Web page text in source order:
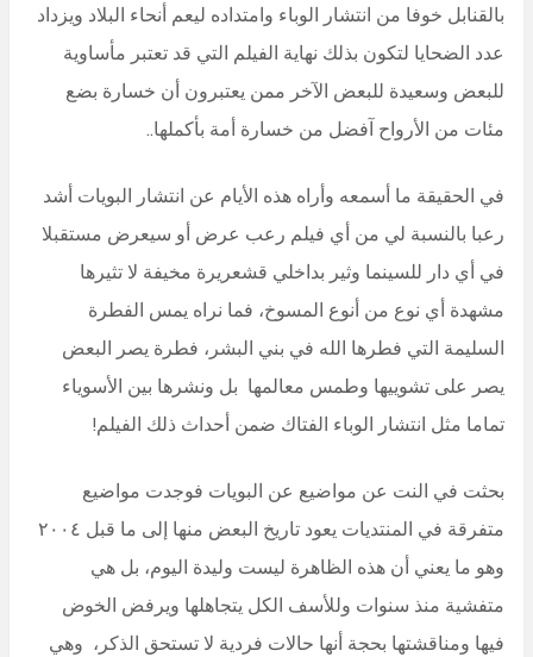
بالقنابل خوفا من انتشار الوباء وامتداده ليعم أنحاء البلاد ويزداد
عدد الضحايا لتكون بذلك نهاية الفيلم التي قد تعتبر مأساوية
للبعض وسعيدة للبعض الآخر ممن يعتبرون أن خسارة بضع
مئات من الأرواح آفضل من خسارة أمة بأكملها..
في الحقيقة ما أسمعه وأراه هذه الأيام عن انتشار البويات أشد
رعبا بالنسبة لي من أي فيلم رعب عرض أو سيعرض مستقبلا
في أي دار للسينما وثير بداخلي قشعريرة مخيفة لا تثيرها
مشهدة أي نوع من أنوع المسوخ، فما نراه يمس الفطرة
السليمة التي فطرها الله في بني البشر، فطرة يصر البعض
يصر على تشوييها وطمس معالمها بل ونشرها بين الأسوياء
تماما مثل انتشار الوباء الفتاك ضمن أحداث ذلك الفيلم!
بحثت في النت عن مواضيع عن البويات فوجدت مواضيع
متفرقة في المنتديات يعود تاريخ البعض منها إلى ما قبل ٢٠٠٤
وهو ما يعني أن هذه الظاهرة ليست وليدة اليوم، بل هي
متفشية منذ سنوات وللأسف الكل يتجاهلها ويرفض الخوض
فيها ومناقشتها بحجة أنها حالات فردية لا تستحق الذكر، وهي